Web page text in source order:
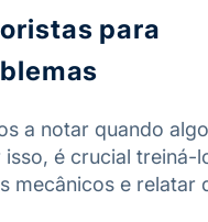
para
a notar quando
é crucial treiná-
mecânicos e relatar